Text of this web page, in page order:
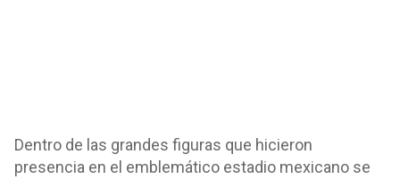
Dentro de las grandes figuras que hicieron
presencia en el emblemático estadio mexicano se